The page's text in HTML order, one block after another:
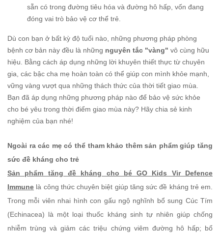
sẵn có trong đường tiêu hóa và đường hô hấp, vốn đang
đóng vai trò bảo vệ cơ thể trẻ.
Dù con bạn ở bất kỳ độ tuổi nào, những phương pháp phòng
bệnh cơ bản này đều là những nguyên tắc "vàng" vô cùng hữu
hiệu. Bằng cách áp dụng những lời khuyên thiết thực từ chuyên
gia, các bậc cha mẹ hoàn toàn có thể giúp con mình khỏe mạnh,
vững vàng vượt qua những thách thức của thời tiết giao mùa.
Bạn đã áp dụng những phương pháp nào để bảo vệ sức khỏe
cho bé yêu trong thời điểm giao mùa này? Hãy chia sẻ kinh
nghiệm của bạn nhé!
Ngoài ra các mẹ có thể tham khảo thêm sản phẩm giúp tăng
sức đề kháng cho trẻ
Sản phẩm tăng đề kháng cho bé GO Kids Vir Defence
Immune là công thức chuyên biệt giúp tăng sức đề kháng trẻ em.
Trong mỗi viên nhai hình con gấu ngộ nghĩnh bổ sung Cúc Tím
(Echinacea) là một loại thuốc kháng sinh tự nhiên giúp chống
nhiễm trùng và giảm các triệu chứng viêm đường hô hấp; bổ